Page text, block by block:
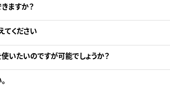
ますか？
てください
いたいのですが可能でしょうか？